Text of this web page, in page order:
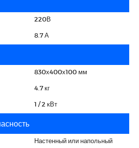
220В
8.7 А
830х400х100 мм
4.7 кг
1 / 2 кВт
Настенный или напольный